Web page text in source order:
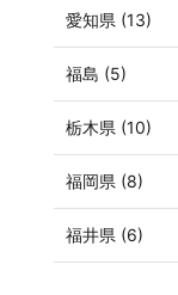
愛知県 (13)
福島 (5)
栃木県 (10)
福岡県 (8)
福井県 (6)